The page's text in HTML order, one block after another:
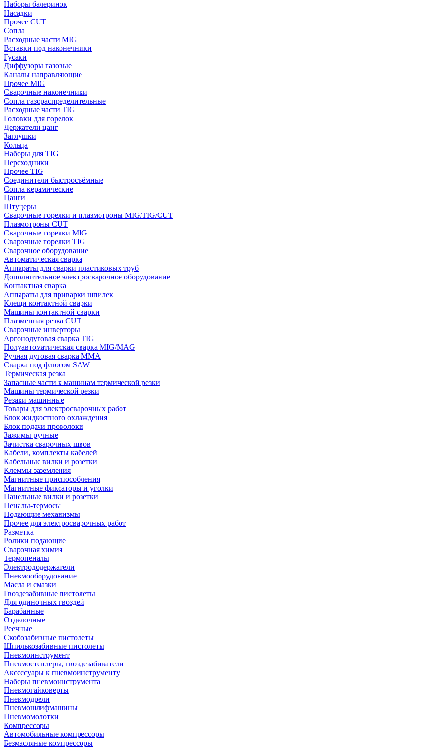
Наборы балеринок
Насадки
Прочее CUT
Сопла
Расходные части MIG
Вставки под наконечники
Гусаки
Диффузоры газовые
Каналы направляющие
Прочее MIG
Сварочные наконечники
Сопла газораспределительные
Расходные части TIG
Головки для горелок
Держатели цанг
Заглушки
Кольца
Наборы для TIG
Переходники
Прочее TIG
Соединители быстросъёмные
Сопла керамические
Цанги
Штуцеры
Сварочные горелки и плазмотроны MIG/TIG/CUT
Плазмотроны CUT
Сварочные горелки MIG
Сварочные горелки TIG
Сварочное оборудование
Автоматическая сварка
Аппараты для сварки пластиковых труб
Дополнительное электросварочное оборудование
Контактная сварка
Аппараты для приварки шпилек
Клещи контактной сварки
Машины контактной сварки
Плазменная резка CUT
Сварочные инверторы
Аргонодуговая сварка TIG
Полуавтоматическая сварка MIG/MAG
Ручная дуговая сварка MMA
Сварка под флюсом SAW
Термическая резка
Запасные части к машинам термической резки
Машины термической резки
Резаки машинные
Товары для электросварочных работ
Блок жидкостного охлаждения
Блок подачи проволоки
Зажимы ручные
Зачистка сварочных швов
Кабели, комплекты кабелей
Кабельные вилки и розетки
Клеммы заземления
Магнитные приспособления
Магнитные фиксаторы и уголки
Панельные вилки и розетки
Пеналы-термосы
Подающие механизмы
Прочее для электросварочных работ
Разметка
Ролики подающие
Сварочная химия
Термопеналы
Электрододержатели
Пневмооборудование
Масла и смазки
Гвоздезабивные пистолеты
Для одиночных гвоздей
Барабанные
Отделочные
Реечные
Скобозабивные пистолеты
Шпилькозабивные пистолеты
Пневмоинструмент
Пневмостеплеры, гвоздезабиватели
Аксессуары к пневмоинструменту
Наборы пневмоинструмента
Пневмогайковерты
Пневмодрели
Пневмошлифмашины
Пневмомолотки
Компрессоры
Автомобильные компрессоры
Безмасляные компрессоры